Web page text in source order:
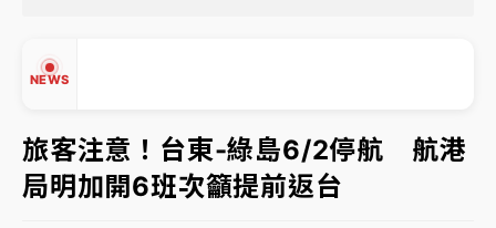
NEWS
處置制度大變革！ 證交所今起縮短股票「關禁閉」天
才續任就飛美國大學面試 清大校長高為元致歉：機會
到來時引起我的好奇
▲
旅客注意！台東-綠島6/2停航 航港
局明加開6班次籲提前返台